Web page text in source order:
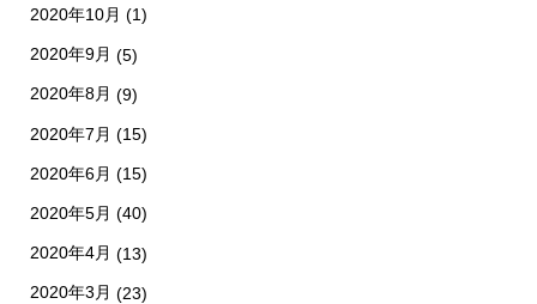
2020年10月 (1)
2020年9月 (5)
2020年8月 (9)
2020年7月 (15)
2020年6月 (15)
2020年5月 (40)
2020年4月 (13)
2020年3月 (23)